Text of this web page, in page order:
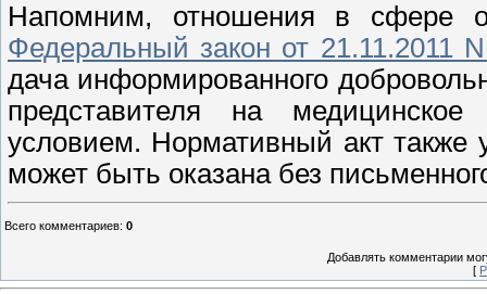
Напомним, отношения в сфере
Федеральный закон от 21.11.2011
дача информированного
представителя на
условием. Нормативный акт также
может быть оказана без
Всего комментариев: 0
Добавлять комментарии
[